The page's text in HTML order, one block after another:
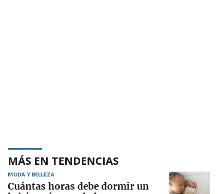
MÁS EN TENDENCIAS
MODA Y BELLEZA
Cuántas horas debe dormir un